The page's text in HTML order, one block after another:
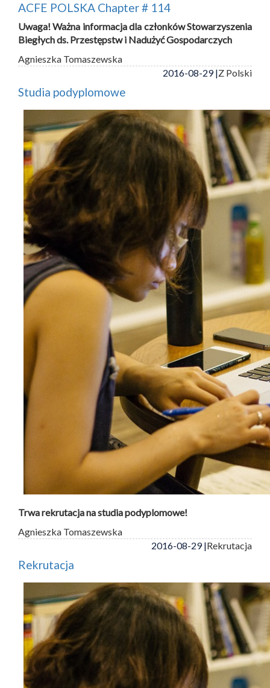
ACFE POLSKA Chapter # 114
Uwaga! Ważna informacja dla członków Stowarzyszenia
Biegłych ds. Przestępstw i Nadużyć Gospodarczych
Agnieszka Tomaszewska
2016-08-29 |Z Polski
Studia podyplomowe
Trwa rekrutacja na studia podyplomowe!
Agnieszka Tomaszewska
2016-08-29 |Rekrutacja
Rekrutacja